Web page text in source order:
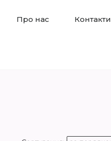
Про нас Контакти